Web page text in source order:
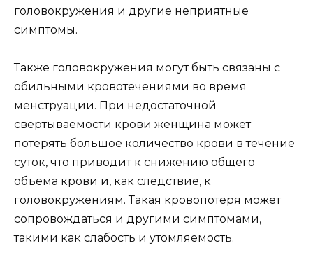
головокружения и другие неприятные
симптомы.
Также головокружения могут быть связаны с
обильными кровотечениями во время
менструации. При недостаточной
свертываемости крови женщина может
потерять большое количество крови в течение
суток, что приводит к снижению общего
объема крови и, как следствие, к
головокружениям. Такая кровопотеря может
сопровождаться и другими симптомами,
такими как слабость и утомляемость.